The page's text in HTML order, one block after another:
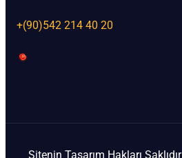
+(90)542 214 40 20
Sitenin Tasarım Hakları